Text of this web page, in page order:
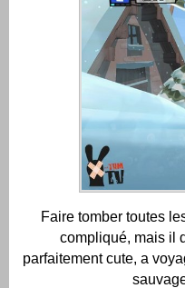
Faire tomber toutes
compliqué, mais il
parfaitement cute, a